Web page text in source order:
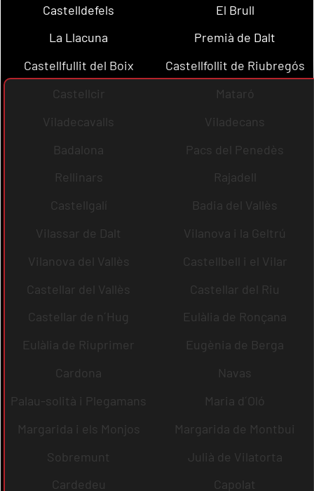
Castelldefels
El Brull
La Llacuna
Premià de Dalt
Castellfullit del Boix
Castellfollit de Riubregós
Castellcir
Mataró
Viladecavalls
Viladecans
Badalona
Pacs del Penedès
Rellinars
Rajadell
Castellgalí
Badia del Vallès
Vilassar de Dalt
Vilanova i la Geltrú
Vilanova del Vallès
Castellbell i el Vilar
Castellar del Vallès
Castellar del Riu
Castellar de n´Hug
Eulàlia de Ronçana
Eulàlia de Riuprimer
Eugènia de Berga
Cardona
Navas
Palau-solità i Plegamans
Maria d´Oló
Margarida i els Monjos
Margarida de Montbui
Sobremunt
Julià de Vilatorta
Cardedeu
Capolat